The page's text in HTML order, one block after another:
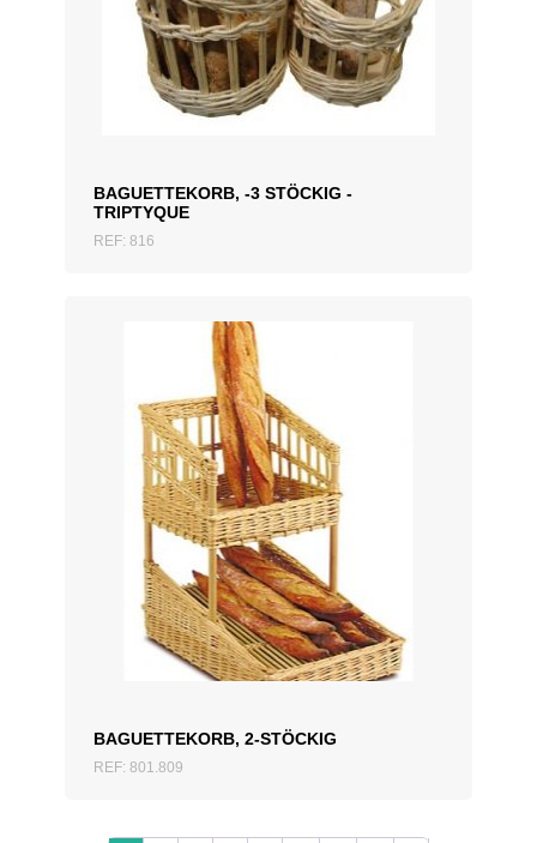
BAGUETTEKORB, -3 STÖCKIG -
TRIPTYQUE
REF: 816
ZUM ANGEBOT HINZUFÜGEN
BAGUETTEKORB, 2-STÖCKIG
REF: 801.809
ZUM ANGEBOT HINZUFÜGEN